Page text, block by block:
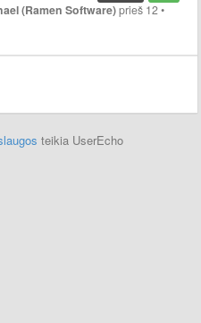
(Ramen Software)prieš 12•
teikia UserEcho